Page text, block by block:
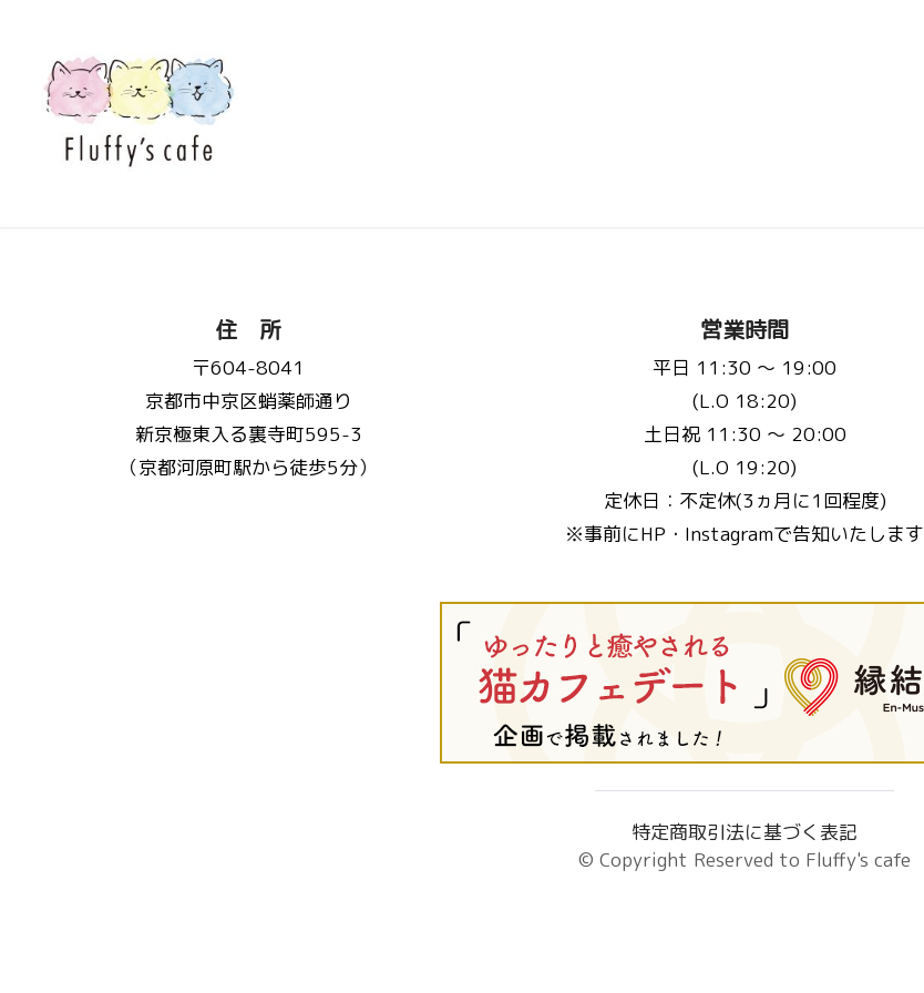
住 所
〒604-8041
京都市中京区蛸薬師通り
新京極東入る裏寺町595-3
（京都河原町駅から徒歩5分）
営業時間
平日 11:30 〜 19:00
(L.O 18:20)
土日祝 11:30 〜 20:00
(L.O 19:20)
定休日：不定休(3ヵ月に1回程度)
※事前にHP・Instagramで告知いたします
特定商取引法に基づく表記
© Copyright Reserved to Fluffy's cafe